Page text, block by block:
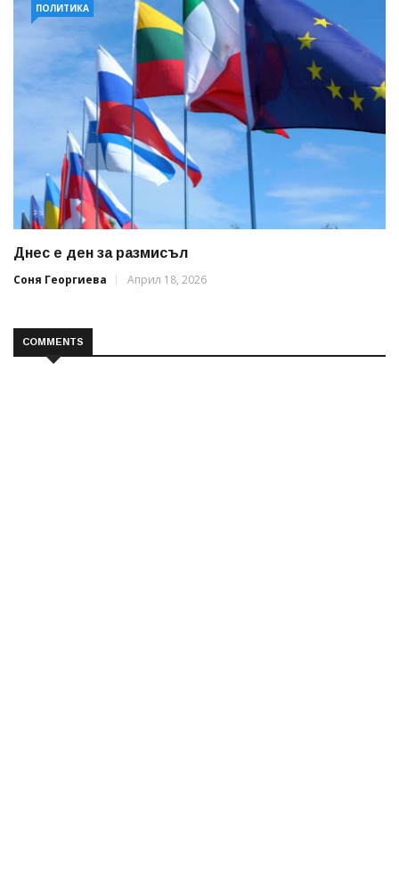
ПОЛИТИКА
Днес е ден за размисъл
Соня Георгиева
Април 18, 2026
COMMENTS